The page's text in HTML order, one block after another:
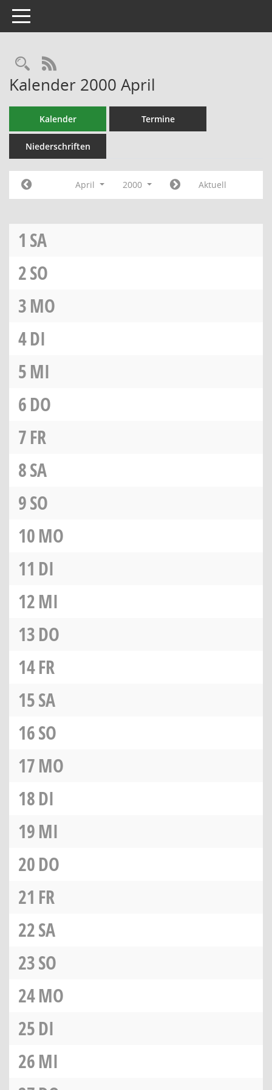
Toggle navigation
RSS-Feed
Kalender 2000 April
Kalender Termine
Niederschriften
April 2000 Aktuell
1 SA
2SO
3MO
4DI
5MI
6DO
7FR
8SA
9SO
10MO
11 DI
12MI
13DO
14FR
15SA
16SO
17MO
18DI
19MI
20DO
21 FR
22SA
23SO
24MO
25DI
26MI